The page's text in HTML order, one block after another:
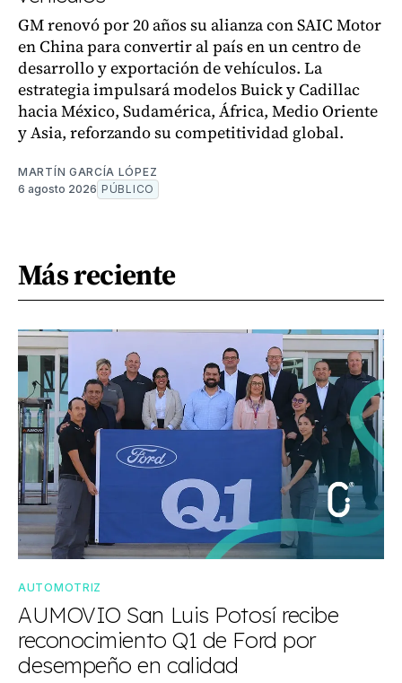
GM renovó por 20 años su alianza con SAIC Motor
en China para convertir al país en un centro de
desarrollo y exportación de vehículos. La
estrategia impulsará modelos Buick y Cadillac
hacia México, Sudamérica, África, Medio Oriente
y Asia, reforzando su competitividad global.
MARTÍN GARCÍA LÓPEZ
6 agosto 2026 PÚBLICO
Más reciente
AUTOMOTRIZ
AUMOVIO San Luis Potosí recibe
reconocimiento Q1 de Ford por
desempeño en calidad